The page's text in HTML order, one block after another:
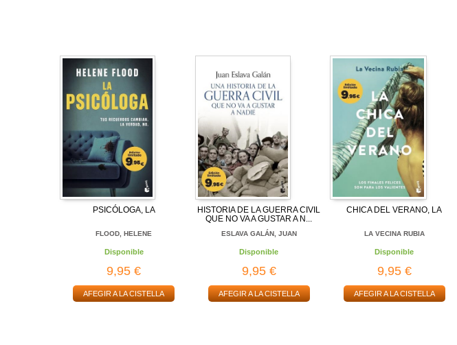
PSICÓLOGA, LA
FLOOD, HELENE
Disponible
9,95 €
AFEGIR A LA CISTELLA
HISTORIA DE LA GUERRA CIVIL
QUE NO VA A GUSTAR A N...
ESLAVA GALÁN, JUAN
Disponible
9,95 €
AFEGIR A LA CISTELLA
CHICA DEL VERANO, LA
LA VECINA RUBIA
Disponible
9,95 €
AFEGIR A LA CISTELLA